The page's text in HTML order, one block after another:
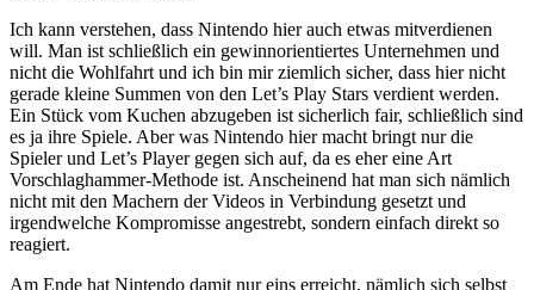
Ich kann verstehen, dass Nintendo hier auch etwas mitverdienen
will. Man ist schließlich ein gewinnorientiertes Unternehmen und
nicht die Wohlfahrt und ich bin mir ziemlich sicher, dass hier nicht
gerade kleine Summen von den Let’s Play Stars verdient werden.
Ein Stück vom Kuchen abzugeben ist sicherlich fair, schließlich sind
es ja ihre Spiele. Aber was Nintendo hier macht bringt nur die
Spieler und Let’s Player gegen sich auf, da es eher eine Art
Vorschlaghammer-Methode ist. Anscheinend hat man sich nämlich
nicht mit den Machern der Videos in Verbindung gesetzt und
irgendwelche Kompromisse angestrebt, sondern einfach direkt so
reagiert.
Am Ende hat Nintendo damit nur eins erreicht, nämlich sich selbst